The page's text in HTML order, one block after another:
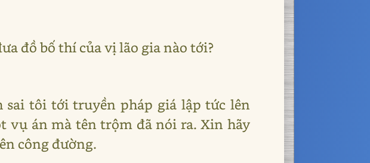
đồ bố thí của vị lão gia nào tới?
tôi tới truyền pháp giá lập tức lên
vụ án mà tên trộm đã nói ra. Xin hãy
công đường.